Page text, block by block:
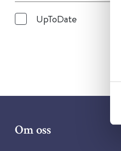
UpToDate
Om oss